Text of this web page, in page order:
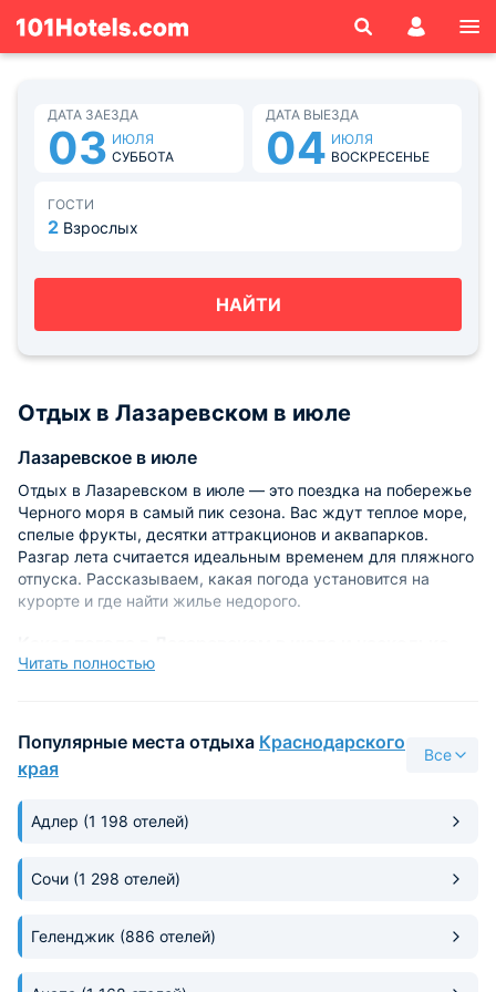
ДАТА ЗАЕЗДА
03 ИЮЛЯ
СУББОТА
ДАТА ВЫЕЗДА
04 ИЮЛЯ
ВОСКРЕСЕНЬЕ
ГОСТИ
2 Взрослых
НАЙТИ
Отдых в Лазаревском в июле
Лазаревское в июле
Отдых в Лазаревском в июле — это поездка на побережье
Черного моря в самый пик сезона. Вас ждут теплое море,
спелые фрукты, десятки аттракционов и аквапарков.
Разгар лета считается идеальным временем для пляжного
отпуска. Рассказываем, какая погода установится на
курорте и где найти жилье недорого.
прогрето море?
переменчивой погодой, второй летний месяц радует
стабильностью. Солнечные дни преобладают, а затяжные
Дневная температура в разгар лета составляет +28…+32
°C. В полуденные часы солнце максимально активное, а по
ночам наступает прохлада до +20 °C. По отзывам туристов
высокая влажность воздуха только усиливает ощущение
тепла.
Читать полностью
Популярные места отдыха Краснодарского
края
Все
Адлер (1 198 отелей)
Сочи (1 298 отелей)
Геленджик (886 отелей)